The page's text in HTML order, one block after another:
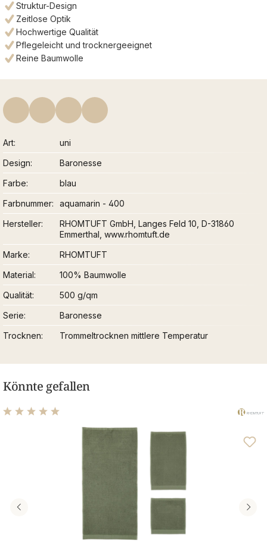
Struktur-Design
Zeitlose Optik
Hochwertige Qualität
Pflegeleicht und trocknergeeignet
Reine Baumwolle
Art
uni
Design
Baronesse
Farbe
blau
Farbnummer
aquamarin - 400
Hersteller
RHOMTUFT GmbH, Langes Feld 10, D-31860
Emmerthal, www.rhomtuft.de
Marke
RHOMTUFT
Material
100% Baumwolle
Qualität
500 g/qm
Serie
Baronesse
Trocknen
Trommeltrocknen mittlere Temperatur
Könnte gefallen
Durchschnittliche Bewertung von 5 von 5 Sternen